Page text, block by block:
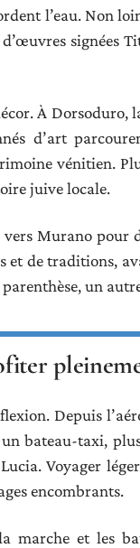
l’eau. Non
signées
À
d’art
vénitien.
juive locale.
vers Murano
de traditions,
un
Depuis
bateau-taxi,
Voyager
encombrants.
et les